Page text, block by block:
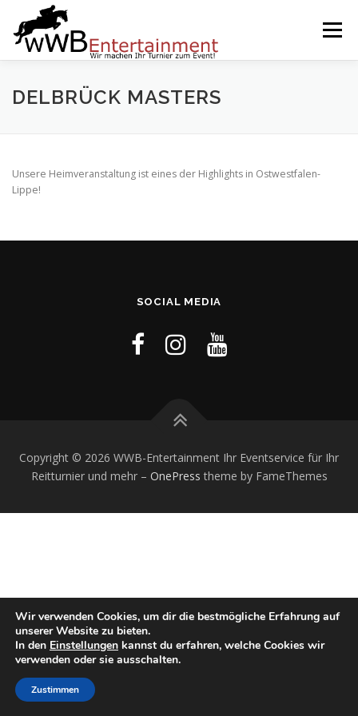
Inhalt
springen
Menü
START SERVICES EVENTS BY WWB
DELBRÜCK MASTERS
Unsere Heimveranstaltung ist eines der Highlights in Ostwestfalen-
Lippe!
SOCIAL MEDIA
Copyright © 2026 WWB-Entertainment Ihr Eventservice für Ihr
Reitturnier und mehr– OnePress theme by FameThemes
Wir verwenden Cookies, um dir die bestmögliche Erfahrung auf
unserer Website zu bieten.
In den Einstellungen kannst du erfahren, welche Cookies wir
verwenden oder sie ausschalten.
Zustimmen